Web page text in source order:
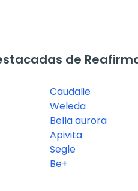
de
Caudalie
Weleda
Bella aurora
Apivita
Segle
Be+